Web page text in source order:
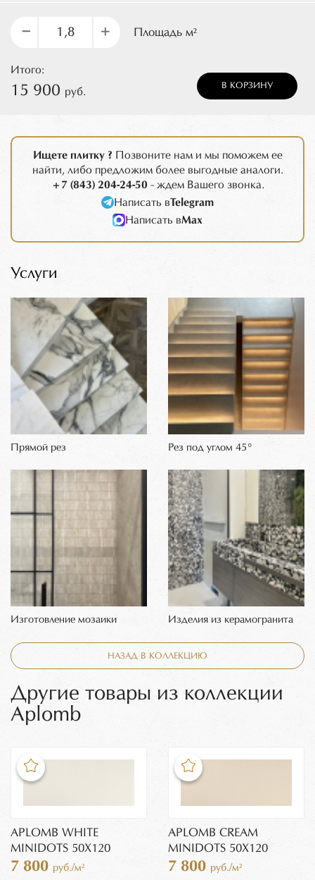
– + Площадь м²
Итого:
15 900 руб.
В КОРЗИНУ
Ищете плитку ? Позвоните нам и мы поможем ее
найти, либо предложим более выгодные аналоги.
+7 (843) 204-24-50 - ждем Вашего звонка.
Написать вTelegram
Написать вMax
Услуги
Прямой рез Рез под углом 45°
Изготовление мозаики Изделия из керамогранита
НАЗАД В КОЛЛЕКЦИЮ
Другие товары из коллекции
Aplomb
APLOMB WHITE
MINIDOTS 50X120
7 800 руб./м²
APLOMB CREAM
MINIDOTS 50X120
7 800 руб./м²